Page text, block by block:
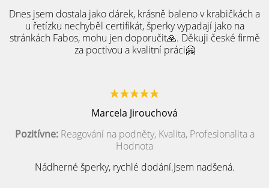
Dnes jsem dostala jako dárek, krásně baleno v krabičkách a
u řetízku nechyběl certifikát, šperky vypadají jako na
stránkách Fabos, mohu jen doporučit🙏. Děkuji české firmě
za poctivou a kvalitní práci🤗
Marcela Jirouchová
Pozitívne:Reagování na podněty, Kvalita, Profesionalita a
Hodnota
Nádherné šperky, rychlé dodání.Jsem nadšená.